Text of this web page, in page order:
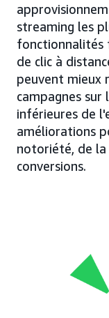
streaming les
fonctionnalités
de clic à
peuvent mieux
campagnes
inférieures de
améliorations
notoriété, de
conversions.